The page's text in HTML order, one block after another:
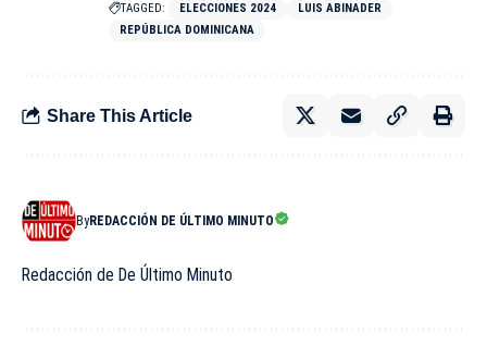
TAGGED: ELECCIONES 2024
LUIS ABINADER
REPÚBLICA DOMINICANA
Share This Article
ByREDACCIÓN DE ÚLTIMO MINUTO
Redacción de De Último Minuto